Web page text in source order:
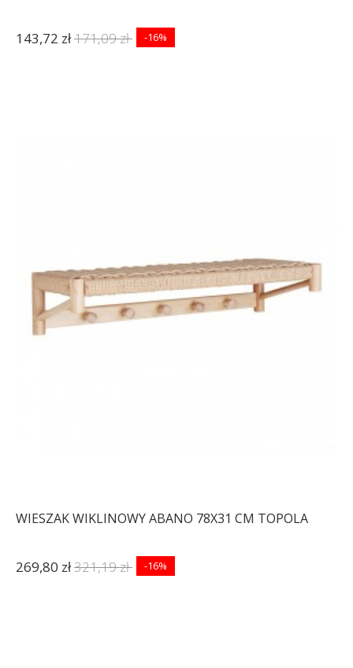
143,72 zł171,09 zł -16%
WIESZAK WIKLINOWY ABANO 78X31 CM TOPOLA
269,80 zł321,19 zł -16%